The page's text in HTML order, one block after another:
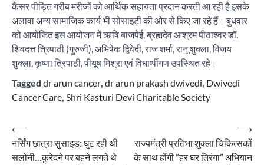
कैंसर पीड़ित गरीब मरीजों को आर्थिक सहायता प्रदान करती आ रही है इसके
अलावा अन्य सामाजिक कार्य भी सोसाइटी की ओर से किए जा रहे हैं। बुधवार
को आयोजित इस आयोजन में ऋषि बाजपेई, ब्रह्मदेव आश्रम पीठाश्वर डॉ.
शिवदत्त त्रिपाठी (गुरुजी), अभिषेक द्विवेदी, राज शर्मा, रानू शुक्ला, विजय
शुक्ला, कृष्णा त्रिपाठी, पीयूष मिश्रा एवं विधार्थीगण उपस्थित रहे।
Tagged dr arun cancer, dr arun prakash dwivedi, Dwivedi
Cancer Care, Shri Kasturi Devi Charitable Society
Post
navigation
⟵
नर्सिंग छात्रा सुसाइड: घुट रही थी
सलोनी…कुरेदने पर बहने लगते थे
राज्यमंत्री प्रतिभा शुक्ला चिकित्सकों
के साथ होंगी ”हर घर तिरंगा” अभियान
⟶